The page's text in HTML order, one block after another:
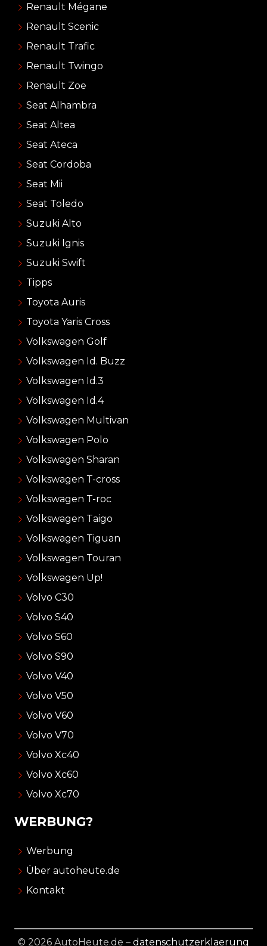
Renault Mégane
Renault Scenic
Renault Trafic
Renault Twingo
Renault Zoe
Seat Alhambra
Seat Altea
Seat Ateca
Seat Cordoba
Seat Mii
Seat Toledo
Suzuki Alto
Suzuki Ignis
Suzuki Swift
Tipps
Toyota Auris
Toyota Yaris Cross
Volkswagen Golf
Volkswagen Id. Buzz
Volkswagen Id.3
Volkswagen Id.4
Volkswagen Multivan
Volkswagen Polo
Volkswagen Sharan
Volkswagen T-cross
Volkswagen T-roc
Volkswagen Taigo
Volkswagen Tiguan
Volkswagen Touran
Volkswagen Up!
Volvo C30
Volvo S40
Volvo S60
Volvo S90
Volvo V40
Volvo V50
Volvo V60
Volvo V70
Volvo Xc40
Volvo Xc60
Volvo Xc70
WERBUNG?
Werbung
Über autoheute.de
Kontakt
© 2026 AutoHeute.de – datenschutzerklaerung